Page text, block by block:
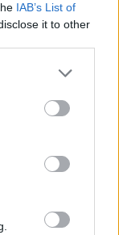
IAB’s List of
it to other
bei dem
die Baden-
kommt es zu